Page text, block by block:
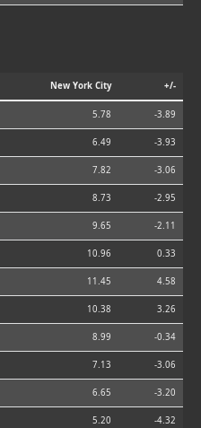
New York City +/-
5.78 -3.89
6.49 -3.93
7.82 -3.06
8.73 -2.95
9.65 -2.11
10.96 0.33
11.45 4.58
10.38 3.26
8.99 -0.34
7.13 -3.06
6.65 -3.20
5.20 -4.32